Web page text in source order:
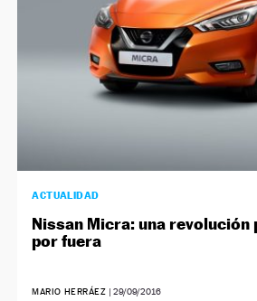
ACTUALIDAD
Nissan Micra: una revolución
por fuera
MARIO HERRÁEZ | 29/09/2016